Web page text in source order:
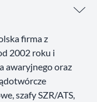
firma z
2002 roku i
awaryjnego oraz
szafy SZR/ATS,